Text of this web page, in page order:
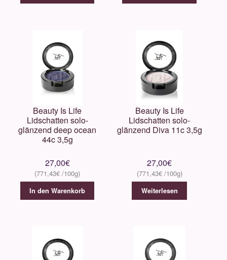
Beauty Is Life
Lidschatten solo-
glänzend deep ocean
44c 3,5g
27,00€
771,43€
In den Warenkorb
Beauty Is Life
Lidschatten solo-
glänzend Diva 11c 3,5g
27,00€
771,43€
Weiterlesen